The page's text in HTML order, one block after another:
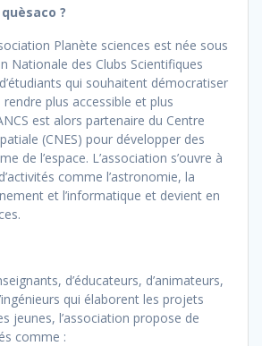
?
Planète sciences est née sous
Nationale des Clubs Scientifiques
d’étudiants qui souhaitent démocratiser
plus accessible et plus
est alors partenaire du Centre
(CNES) pour développer des
de l’espace. L’association s’ouvre à
comme l’astronomie, la
et l’informatique et devient en
d’éducateurs, d’animateurs,
qui élaborent les projets
jeunes, l’association propose de
comme :